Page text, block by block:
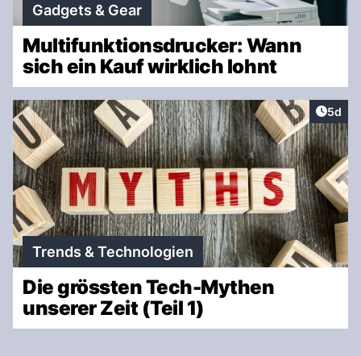
Gadgets & Gear
Multifunktionsdrucker: Wann
sich ein Kauf wirklich lohnt
5d
Trends & Technologien
Die grössten Tech-Mythen
unserer Zeit (Teil 1)